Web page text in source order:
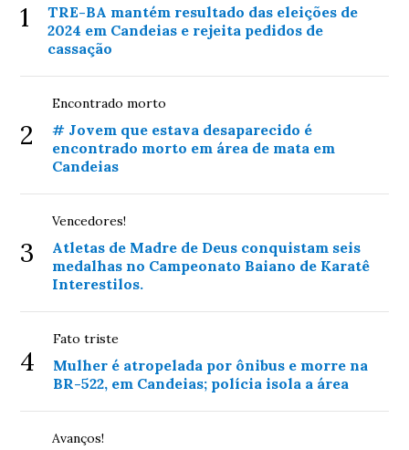
1
TRE-BA mantém resultado das eleições de
2024 em Candeias e rejeita pedidos de
cassação
2
Encontrado morto
# Jovem que estava desaparecido é
encontrado morto em área de mata em
Candeias
3
Vencedores!
Atletas de Madre de Deus conquistam seis
medalhas no Campeonato Baiano de Karatê
Interestilos.
4
Fato triste
Mulher é atropelada por ônibus e morre na
BR-522, em Candeias; polícia isola a área
Avanços!